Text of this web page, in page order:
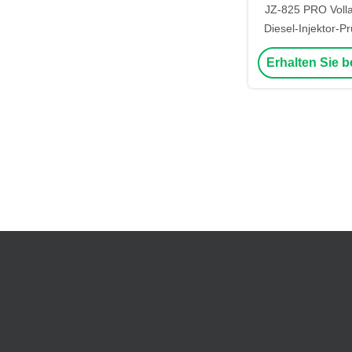
JZ-825 PRO
Diesel-Injektor-
2700 Bar
gleichzeitiger
Erhalten Sie